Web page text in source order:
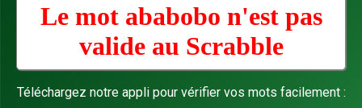
Le mot ababobo n'est pas
valide au Scrabble
Téléchargez notre appli pour vérifier vos mots facilement :